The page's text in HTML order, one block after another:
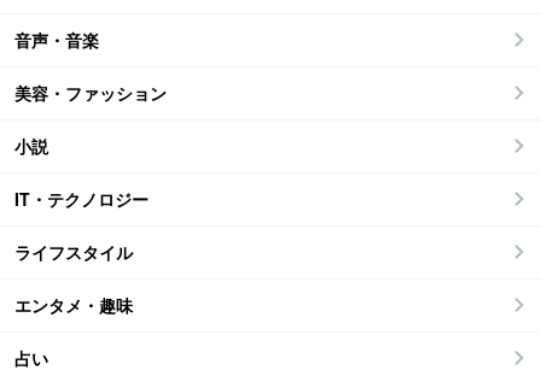
音声・音楽
美容・ファッション
小説
IT・テクノロジー
ライフスタイル
エンタメ・趣味
占い